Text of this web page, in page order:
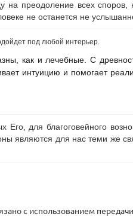
на преодоление всех споров,
не останется не
под любой интерьер.
как и лечебные. С
интуицию и помогает
Его, для благоговейного
являются для нас теми же
с использованием